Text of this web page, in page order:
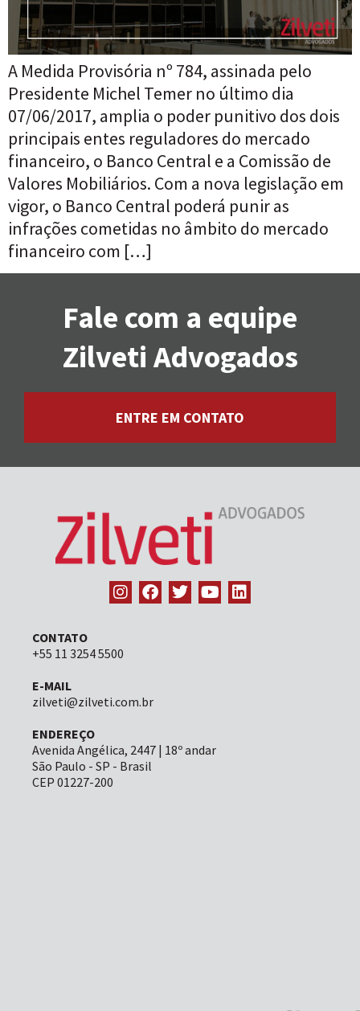
A Medida Provisória nº 784, assinada pelo
Presidente Michel Temer no último dia
07/06/2017, amplia o poder punitivo dos dois
principais entes reguladores do mercado
financeiro, o Banco Central e a Comissão de
Valores Mobiliários. Com a nova legislação em
vigor, o Banco Central poderá punir as
infrações cometidas no âmbito do mercado
financeiro com […]
Fale com a equipe
Zilveti Advogados
ENTRE EM CONTATO
CONTATO
+55 11 3254 5500
E-MAIL
zilveti@zilveti.com.br
ENDEREÇO
Avenida Angélica, 2447 | 18º andar
São Paulo - SP - Brasil
CEP 01227-200